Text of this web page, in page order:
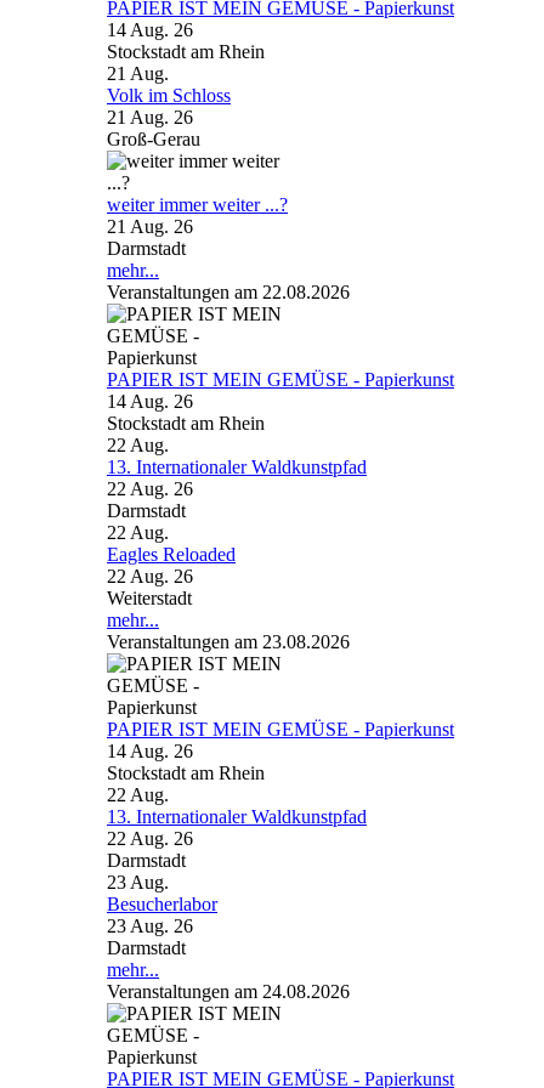
PAPIER IST MEIN GEMÜSE - Papierkunst
14 Aug. 26
Stockstadt am Rhein
21 Aug.
Volk im Schloss
21 Aug. 26
Groß-Gerau
weiter immer weiter ...?
21 Aug. 26
Darmstadt
mehr...
Veranstaltungen am 22.08.2026
PAPIER IST MEIN GEMÜSE - Papierkunst
14 Aug. 26
Stockstadt am Rhein
22 Aug.
13. Internationaler Waldkunstpfad
22 Aug. 26
Darmstadt
22 Aug.
Eagles Reloaded
22 Aug. 26
Weiterstadt
mehr...
Veranstaltungen am 23.08.2026
PAPIER IST MEIN GEMÜSE - Papierkunst
14 Aug. 26
Stockstadt am Rhein
22 Aug.
13. Internationaler Waldkunstpfad
22 Aug. 26
Darmstadt
23 Aug.
Besucherlabor
23 Aug. 26
Darmstadt
mehr...
Veranstaltungen am 24.08.2026
PAPIER IST MEIN GEMÜSE - Papierkunst